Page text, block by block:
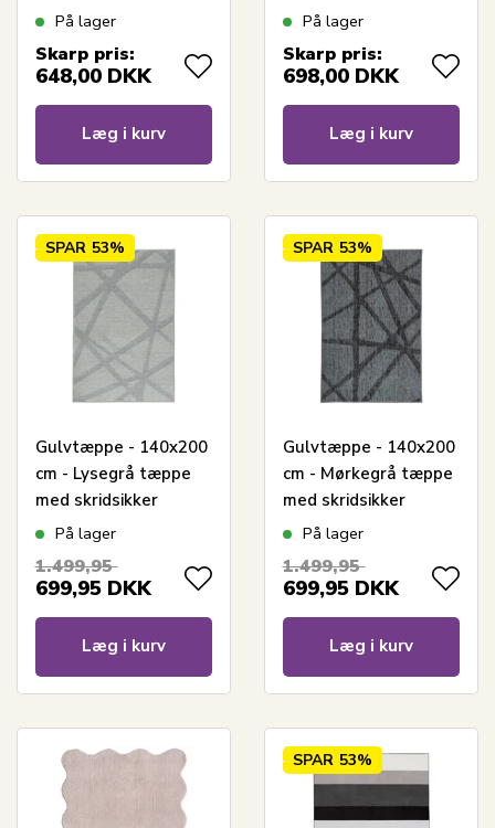
Home
På lager
Skarp pris:
648,00 DKK
Læg i kurv
Home
På lager
Skarp pris:
698,00 DKK
Læg i kurv
SPAR 53%
Gulvtæppe - 140x200
cm - Lysegrå tæppe
med skridsikker
bagside - Løs tæppe
Maja
På lager
1.499,95
699,95 DKK
Læg i kurv
SPAR 53%
Gulvtæppe - 140x200
cm - Mørkegrå tæppe
med skridsikker
bagside - Løs tæppe
Gry
På lager
1.499,95
699,95 DKK
Læg i kurv
SPAR 53%